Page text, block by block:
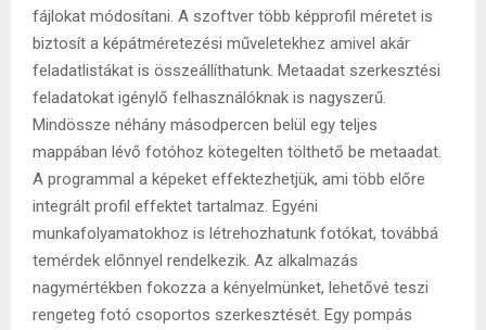
fájlokat módosítani. A szoftver több képprofil méretet is
biztosít a képátméretezési műveletekhez amivel akár
feladatlistákat is összeállíthatunk. Metaadat szerkesztési
feladatokat igénylő felhasználóknak is nagyszerű.
Mindössze néhány másodpercen belül egy teljes
mappában lévő fotóhoz kötegelten tölthető be metaadat.
A programmal a képeket effektezhetjük, ami több előre
integrált profil effektet tartalmaz. Egyéni
munkafolyamatokhoz is létrehozhatunk fotókat, továbbá
temérdek előnnyel rendelkezik. Az alkalmazás
nagymértékben fokozza a kényelmünket, lehetővé teszi
rengeteg fotó csoportos szerkesztését. Egy pompás